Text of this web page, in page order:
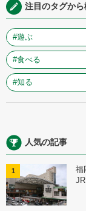
注目のタグから
#遊ぶ
#食べる
#知る
人気の記事
1
福